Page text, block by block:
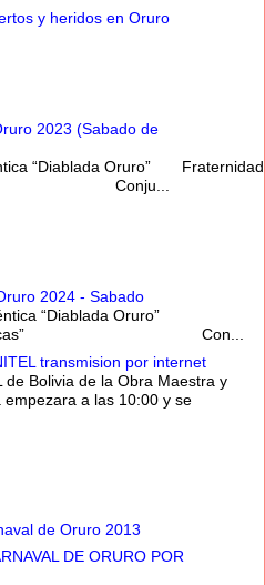
y heridos en Oruro
2023 (Sabado de
“Diablada Oruro” Fraternidad
Conju...
2024 - Sabado
“Diablada Oruro”
“Los Incas” Con...
transmision por internet
de Bolivia de la Obra Maestra y
a las 10:00 y se
de Oruro 2013
DE ORURO POR